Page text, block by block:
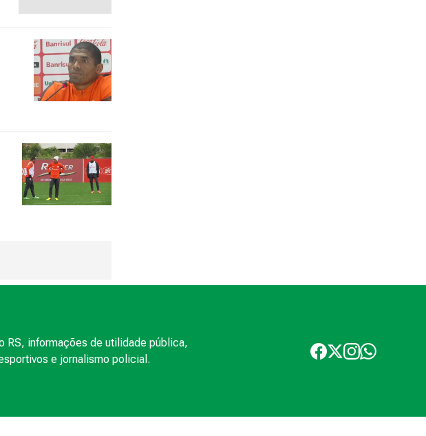
RS, informações de utilidade pública,
e jornalismo policial.